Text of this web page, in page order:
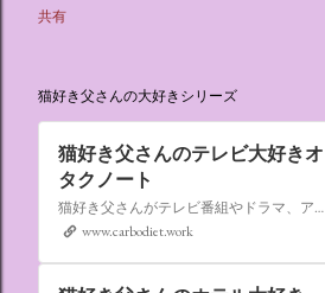
共有
猫好き父さんの大好きシリーズ
猫好き父さんのテレビ大好きオ
タクノート
猫好き父さんがテレビ番組やドラマ、アニメ、特撮ヒーロー,そしてダイエットについて書いたブログです。
www.carbodiet.work